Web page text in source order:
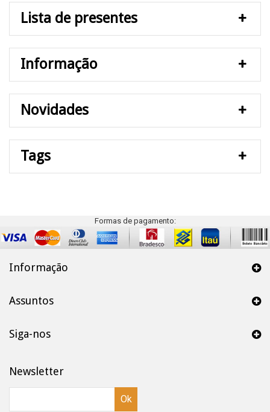
Lista de presentes
Informação
Novidades
Tags
Formas de pagamento:
Informação
Assuntos
Siga-nos
Newsletter
Ok